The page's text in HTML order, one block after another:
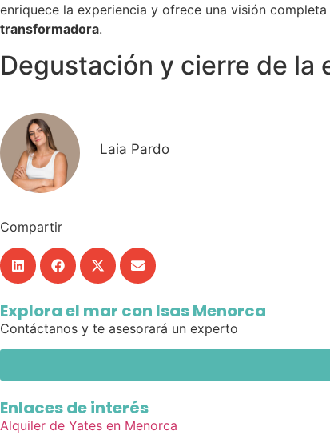
enriquece la experiencia y ofrece una visión
transformadora.
Degustación y cierre de la
Laia Pardo
Compartir
Explora el mar con Isas Menorca
Contáctanos y te asesorará un experto
Enlaces de interés
Alquiler de Yates en Menorca